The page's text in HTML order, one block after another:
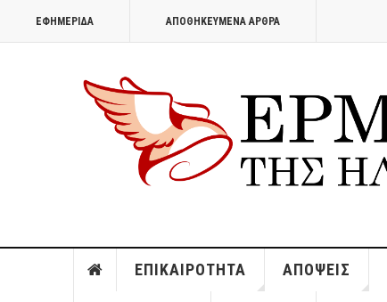
ΕΦΗΜΕΡΊΔΑ ΑΠΟΘΗΚΕΥΜΈΝΑ ΆΡΘΡΑ
ΕΠΙΚΑΙΡΌΤΗΤΑ ΑΠΌΨΕΙΣ